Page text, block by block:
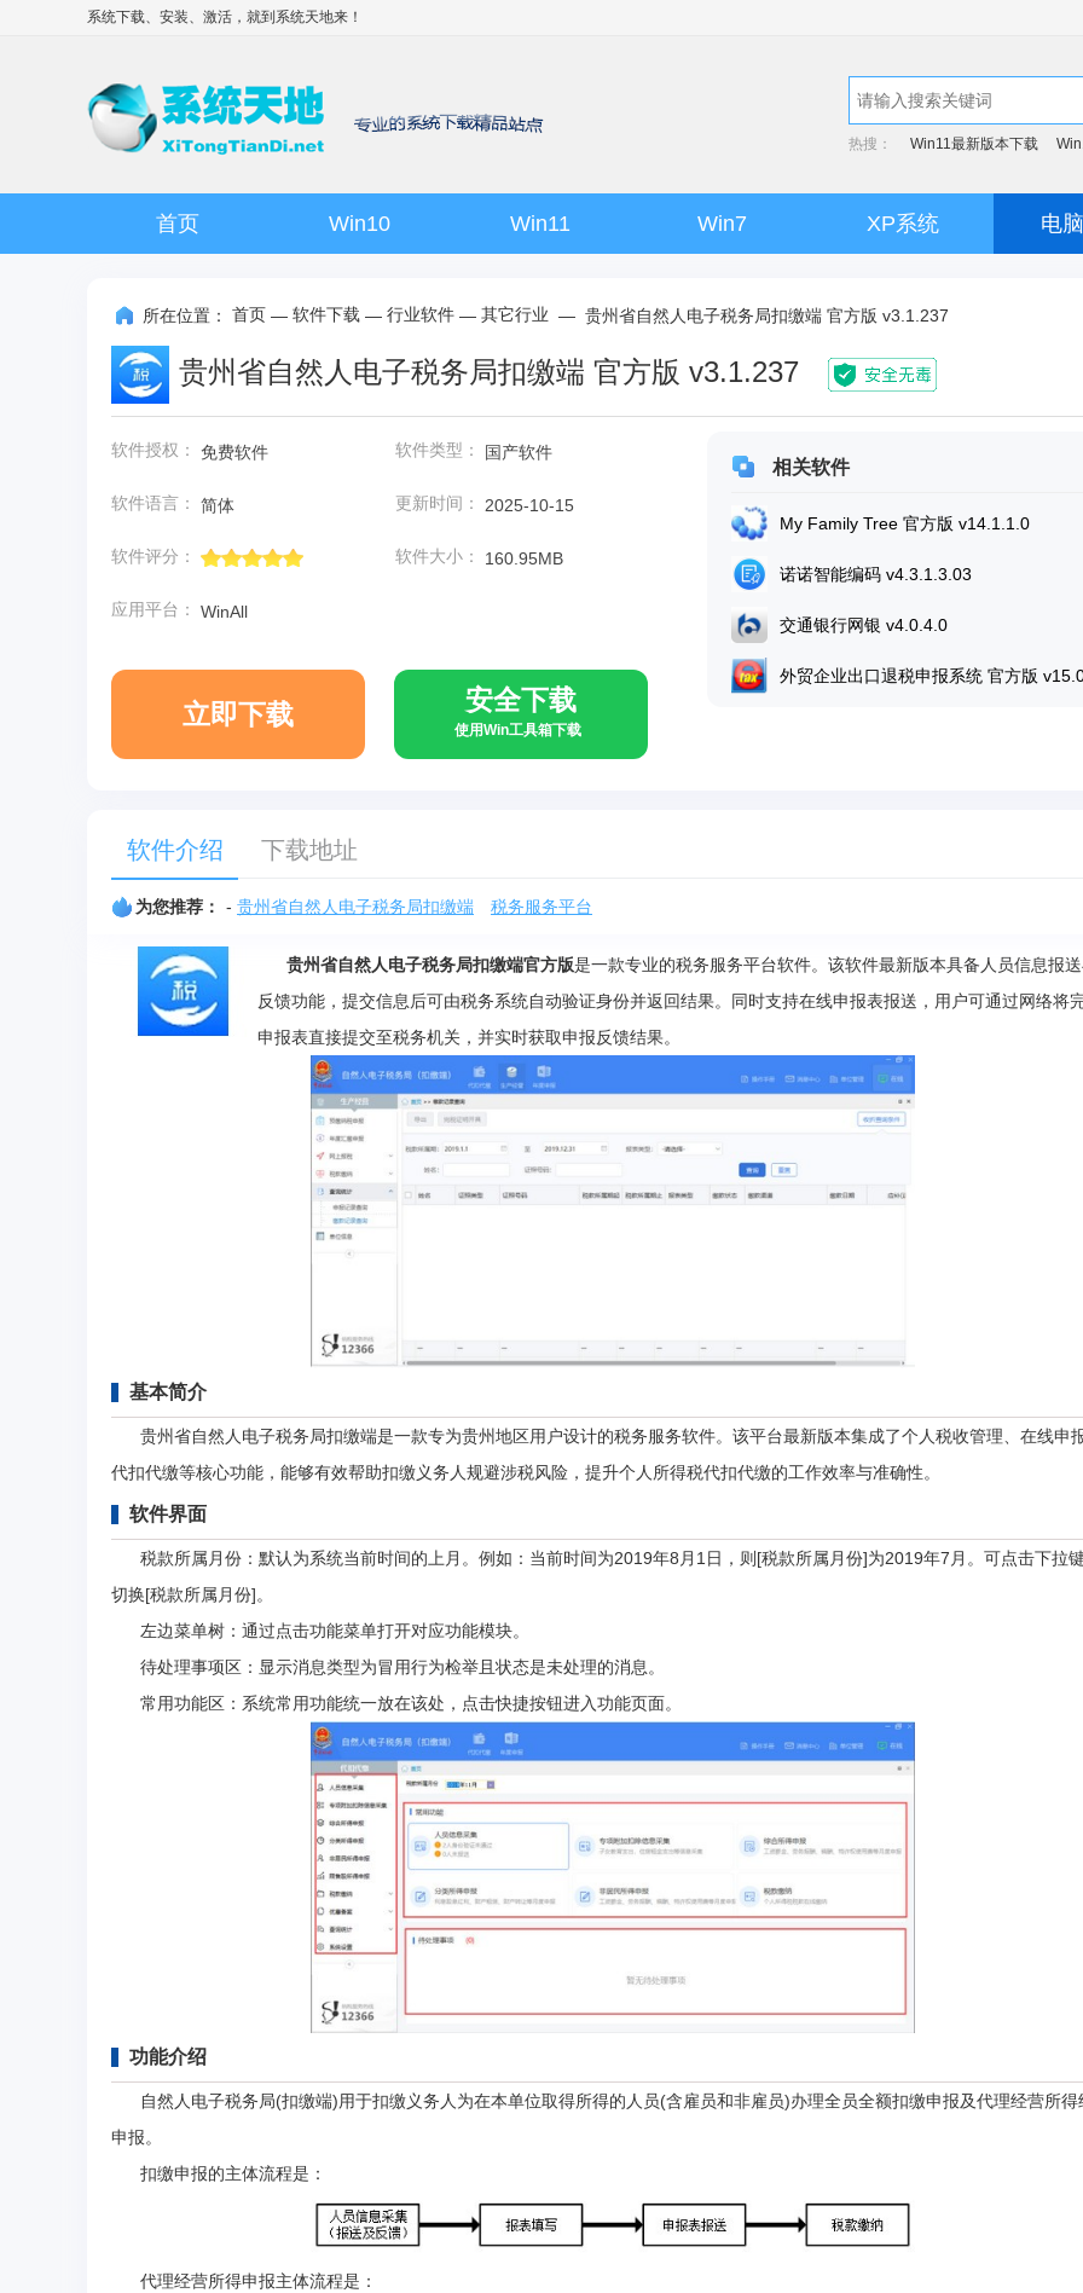
系统下载、安装、激活，就到 系统天地来！
热搜： Win11最新版本下载
首页 Win10 Win11 Win7 XP系统 电
所在位置： 首页 — 软件下载 — 行业软件 — 其它行业 — 贵州省自然人电子税务局扣缴端 官方版 v3.1.237
贵州省自然人电子税务局扣缴端 官方版 v3.1.237
软件授权： 免费软件 软件类型： 国产软件
软件语言： 简体 更新时间： 2025-10-15
软件评分： 软件大小： 160.95MB
应用平台： WinAll
立即下载 安全下载
使用Win工具箱下载
相关软件
My Family Tree 官方版 v14.1.1.0
诺诺智能编码 v4.3.1.3.03
交通银行网银 v4.0.4.0
外贸企业出口退税申报系统 官方版
软件介绍 下载地址
为您推荐： - 贵州省自然人电子税务局扣缴端 税务服务平台
贵州省自然人电子税务局扣缴端官方版是一款专业的税务服务平台软件。该软件最新版本具备人员信息报
反馈功能，提交信息后可由税务系统自动验证身份并返回结果。同时支持在线申报表报送，用户可通过网络将
申报表直接提交至税务机关，并实时获取申报反馈结果。
基本简介
贵州省自然人电子税务局扣缴端是一款专为贵州地区用户设计的税务服务软件。该平台最新版本集成了个人税收管理、在线申
代扣代缴等核心功能，能够有效帮助扣缴义务人规避涉税风险，提升个人所得税代扣代缴的工作效率与准确性。
软件界面
税款所属月份：默认为系统当前时间的上月。例如：当前时间为2019年8月1日，则[税款所属月份]为2019年7月。可点击下拉
切换[税款所属月份]。
左边菜单树：通过点击功能菜单打开对应功能模块。
待处理事项区：显示消息类型为冒用行为检举且状态是未处理的消息。
常用功能区：系统常用功能统一放在该处，点击快捷按钮进入功能页面。
功能介绍
自然人电子税务局(扣缴端)用于扣缴义务人为在本单位取得所得的人员(含雇员和非雇员)办理全员全额扣缴申报及代理经营所得
申报。
扣缴申报的主体流程是：
代理经营所得申报主体流程是：